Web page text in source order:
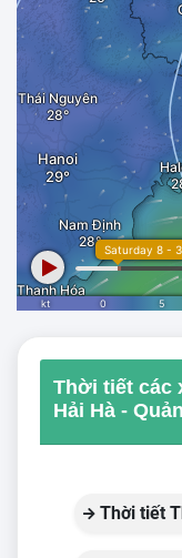
Thời tiết các
Hải Hà -
Thời tiết